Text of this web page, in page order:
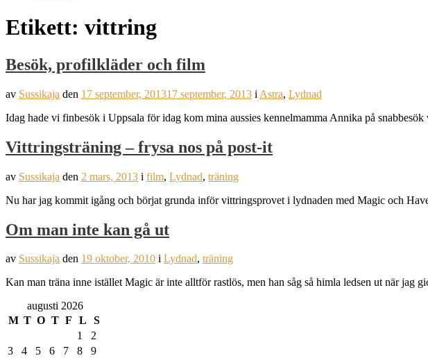
Etikett: vittring
Besök, profilkläder och film
av Sussikaja den 17 september, 201317 september, 2013 i Astra, Lydnad
Idag hade vi finbesök i Uppsala för idag kom mina aussies kennelmamma Annika på
Vittringsträning – frysa nos på post-it
av Sussikaja den 2 mars, 2013 i film, Lydnad, träning
Nu har jag kommit igång och börjat grunda inför vittringsprovet i lydnaden med Magic och
Om man inte kan gå ut
av Sussikaja den 19 oktober, 2010 i Lydnad, träning
Kan man träna inne istället Magic är inte alltför rastlös, men han såg så himla ledsen ut när
augusti 2026
M T O T F L
S
1
2
3
4 5 6 7 8
9